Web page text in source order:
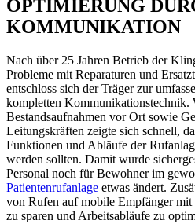
OPTIMIERUNG
KOMMUNIKATION
Nach über 25 Jahren Betrieb der
Probleme mit Reparaturen und
entschloss sich der Träger zur
kompletten Kommunikationstechnik.
Bestandsaufnahmen vor Ort sowie
Leitungskräften zeigte sich schnell,
Funktionen und Abläufe der
werden sollten. Damit wurde
Personal noch für Bewohner im
Patientenrufanlage etwas ändert.
von Rufen auf mobile Empfänger
zu sparen und Arbeitsabläufe zu